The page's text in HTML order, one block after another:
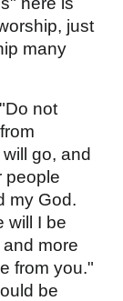
just
many
not
go, and
people
my God.
will I be
more
from you."
be